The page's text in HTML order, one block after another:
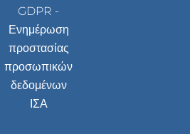
GDPR -
Ενημέρωση
προστασίας
προσωπικών
δεδομένων
ΙΣΑ